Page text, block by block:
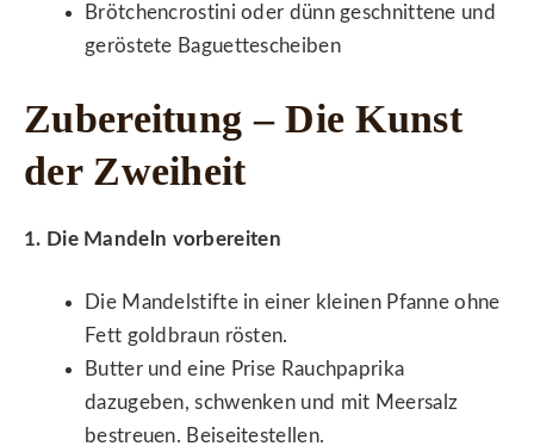
Brötchencrostini oder dünn geschnittene und
geröstete Baguettescheiben
Zubereitung – Die Kunst
der Zweiheit
1. Die Mandeln vorbereiten
Die Mandelstifte in einer kleinen Pfanne ohne
Fett goldbraun rösten.
Butter und eine Prise Rauchpaprika
dazugeben, schwenken und mit Meersalz
bestreuen. Beiseitestellen.